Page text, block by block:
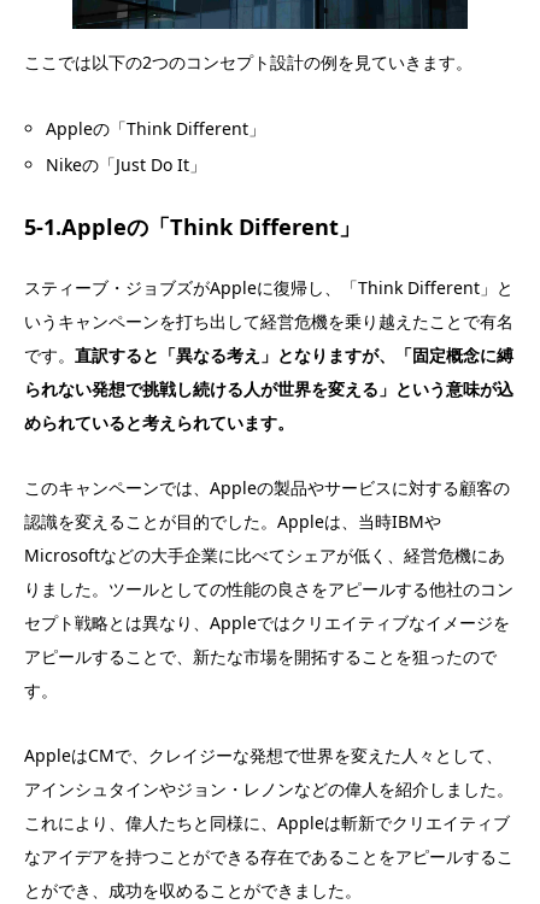
ここでは以下の2つのコンセプト設計の例を見ていきます。
Appleの「Think Different」
Nikeの「Just Do It」
5-1.Appleの「Think Different」
スティーブ・ジョブズがAppleに復帰し、「Think Different」と
いうキャンペーンを打ち出して経営危機を乗り越えたことで有名
です。 直訳すると「異なる考え」となりますが、「固定概念に縛
られない発想で挑戦し続ける人が世界を変える」という意味が込
められていると考えられています。
このキャンペーンでは、Appleの製品やサービスに対する顧客の
認識を変えることが目的でした。Appleは、当時IBMや
Microsoftなどの大手企業に比べてシェアが低く、経営危機にあ
りました。ツールとしての性能の良さをアピールする他社のコン
セプト戦略とは異なり、Appleではクリエイティブなイメージを
アピールすることで、新たな市場を開拓することを狙ったので
す。
AppleはCMで、クレイジーな発想で世界を変えた人々として、
アインシュタインやジョン・レノンなどの偉人を紹介しました。
これにより、偉人たちと同様に、Appleは斬新でクリエイティブ
なアイデアを持つことができる存在であることをアピールするこ
とができ、成功を収めることができました。